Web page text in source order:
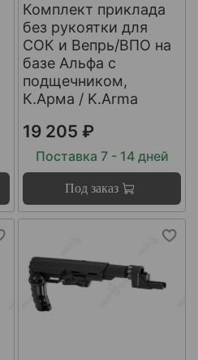
Комплект приклада
без рукоятки для
СОК и Вепрь/ВПО на
базе Альфа с
подщечником,
К.Арма / K.Arma
19 205 ₽
Поставка 7 - 14 дней
Под заказ